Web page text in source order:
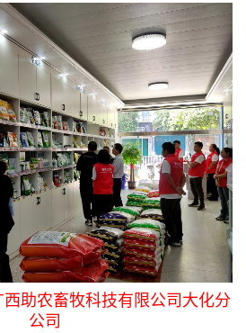
西助农畜牧科技有限公司大化分
公司